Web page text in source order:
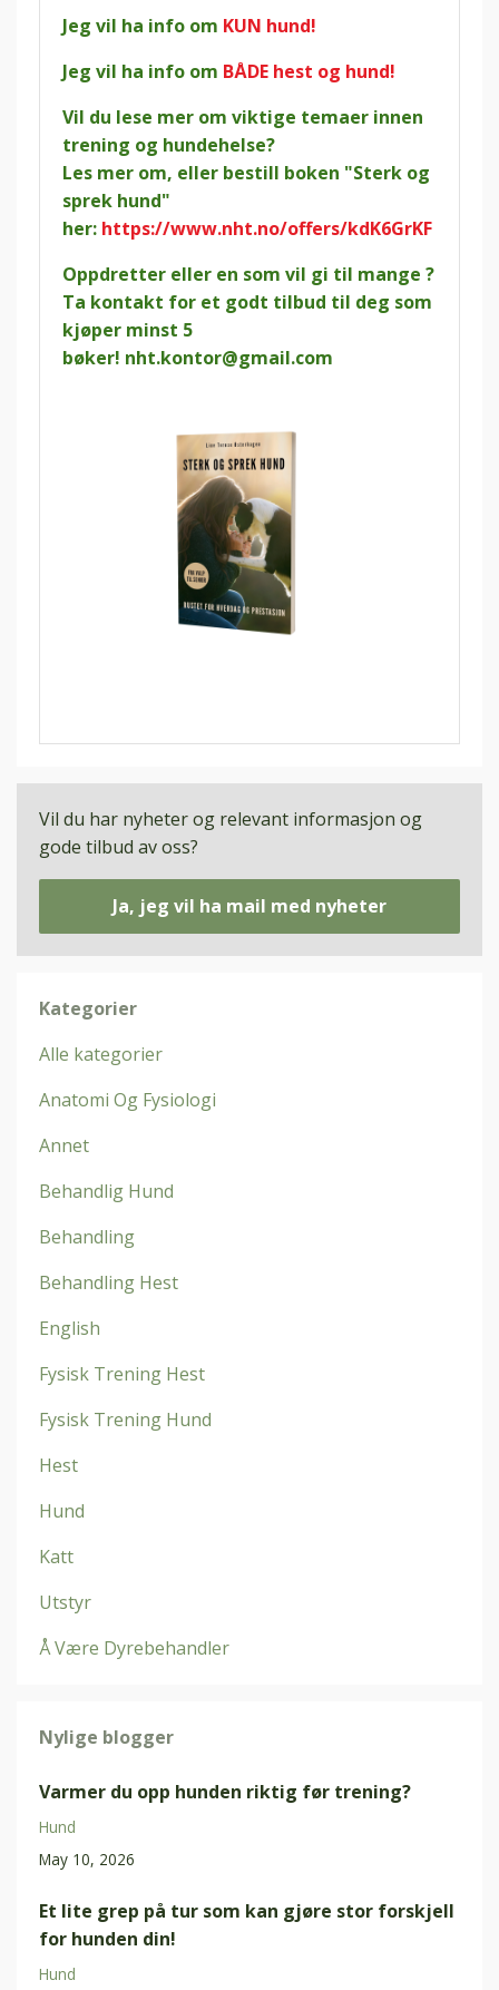
Jeg vil ha info om KUN hund!
Jeg vil ha info om BÅDE hest og hund!
Vil du lese mer om viktige temaer innen
trening og hundehelse?
Les mer om, eller bestill boken "Sterk og
sprek hund"
her: https://www.nht.no/offers/kdK6GrKF
Oppdretter eller en som vil gi til mange ?
Ta kontakt for et godt tilbud til deg som
kjøper minst 5
bøker! nht.kontor@gmail.com
Vil du har nyheter og relevant informasjon og
gode tilbud av oss?
Ja, jeg vil ha mail med nyheter
Kategorier
Alle kategorier
Anatomi Og Fysiologi
Annet
Behandlig Hund
Behandling
Behandling Hest
English
Fysisk Trening Hest
Fysisk Trening Hund
Hest
Hund
Katt
Utstyr
Å Være Dyrebehandler
Nylige blogger
Varmer du opp hunden riktig før trening?
Hund
May 10, 2026
Et lite grep på tur som kan gjøre stor forskjell
for hunden din!
Hund